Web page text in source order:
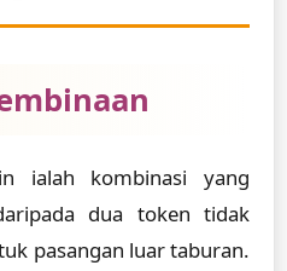
ialah kombinasi yang
dua token tidak
pasangan luar taburan.